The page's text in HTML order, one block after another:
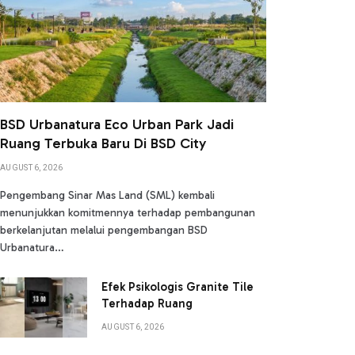
BSD Urbanatura Eco Urban Park Jadi
Ruang Terbuka Baru Di BSD City
AUGUST 6, 2026
Pengembang Sinar Mas Land (SML) kembali
menunjukkan komitmennya terhadap pembangunan
berkelanjutan melalui pengembangan BSD
Urbanatura…
Efek Psikologis Granite Tile
Terhadap Ruang
AUGUST 6, 2026